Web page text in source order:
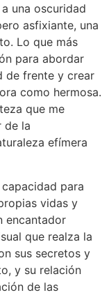
una oscuridad
asfixiante, una
Lo que más
para abordar
de frente y crear
como hermosa.
que me
de la
efímera
para
vidas y
encantador
que realza la
sus secretos y
y su relación
de las